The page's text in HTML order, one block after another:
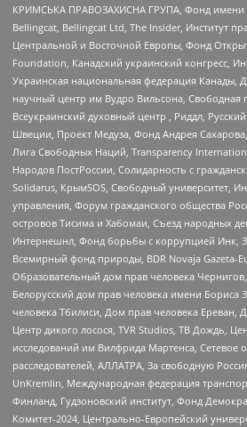
КРИМСЬКА ПРАВОЗАХИСНА ГРУПА, Фонд имени
Bellingcat, Bellingcat Ltd, The Insider, Институт
Центральной и Восточной Европы, Фонд
Foundation, Канадский украинский конгресс,
Украинская национальная федерация Канады,
научный центр им Вудро Вильсона, Свободная
Всеукраинский духовный центр , Риддл,
Швеции, Проект Медуза, Фонд Андрея
Лига Свободных Наций, Transparеncy
Народов ПостРоссии, Солидарность с
Solidarus, КрымSOS, Свободный университет,
управления, Форум гражданского общества
островов Тисима и Хабомаи, Съезд народных
Интернешнл, Фонд борьбы с коррупцией Инк,
Всемирный фонд природы, BDR Novaja Gazeta-
Образовательный дом прав человека
Белорусский дом прав человека имени Бориса
человека Тбилиси, Дом прав человека Ереван,
Центр дикого лосося, TVR Studios, ТВ Дождь,
исследований им Вилфрида Мартенса, Сетевое
расследователей, АЛЛАТРА, За свободную
UnKremlin, Международная федерация
Финланд, Гудзоновский институт, Фонд
Комитет-2024, Центрально-Европейский